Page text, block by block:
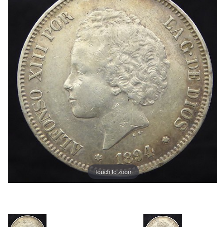
Touch to zoom